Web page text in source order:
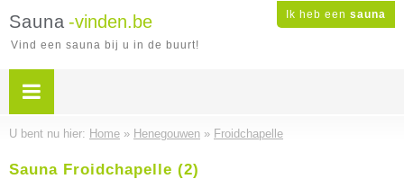
Ik heb een sauna
Sauna -vinden.be
Vind een sauna bij u in de buurt!
U bent nu hier: Home » Henegouwen » Froidchapelle
Sauna Froidchapelle (2)